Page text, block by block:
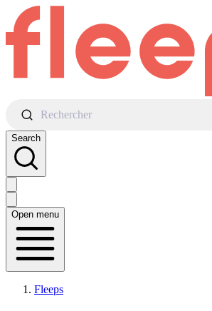
Rechercher
Search
Open menu
Fleeps